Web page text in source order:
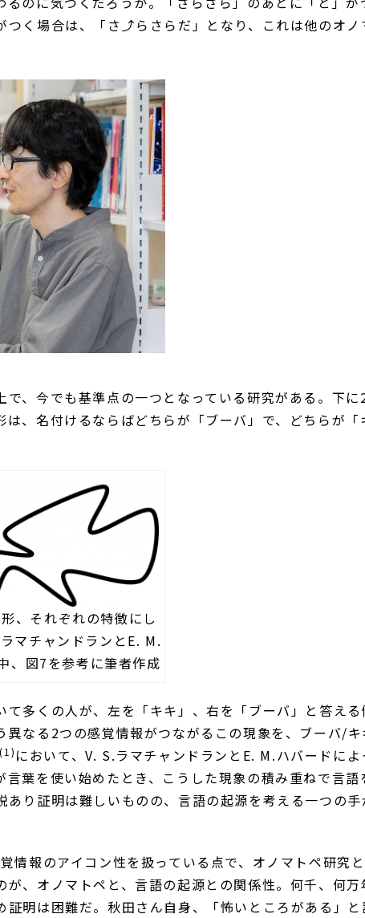
つく場合は、「さ ⤴らさらだ」となり、これは他のオノ
、今でも基準点の一つとなっている研究がある。下に
、名付けるならばどちらが「ブーバ」で、どちらが「
、それぞれの特徴にし
マチャンドランとE. M.
、図7を参考に筆者作成
多くの人が、左を「キキ」、右を「ブーバ」と答える
異なる 2つの感覚情報がつながるこの現象を、ブーバ/
(1) において、V. S.ラマチャンドランと E. M.ハバードによ
葉を使い始めたとき、こうした現象の積み重ねで言語
り証明は難しいものの、言語の起源を考える一つの
情報のアイコン性を扱っている点で、オノマトペ研究
、オノマトペと、言語の起源との関係性。何千、何万
証明は困難だ。秋田さん自身、「怖いところがある」